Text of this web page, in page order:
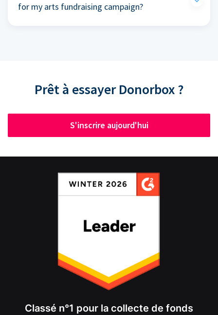
for my arts fundraising campaign?
Prêt à essayer Donorbox ?
S'inscrire aujourd'hui
Classé n°1 pour la collecte de fonds